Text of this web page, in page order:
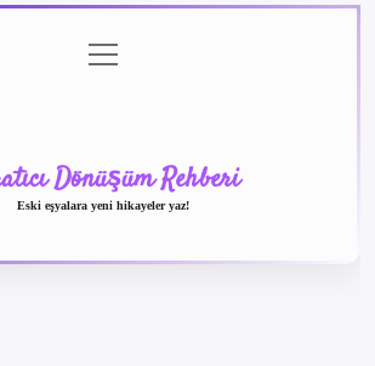
menüyü
aç
Dönüşüm Rehberi
Eski eşyalara yeni hikayeler yaz!